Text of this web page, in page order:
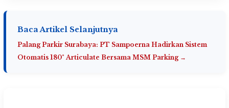
Baca Artikel Selanjutnya
Palang Parkir Surabaya: PT Sampoerna Hadirkan Sistem
Otomatis 180° Articulate Bersama MSM Parking →